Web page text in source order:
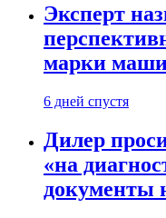
Эксперт
марки
6 дней спустя
Дилер
«на
документы